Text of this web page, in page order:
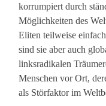
korrumpiert durch
Möglichkeiten des
Eliten teilweise
sind sie aber auch
linksradikalen
Menschen vor Ort,
als Störfaktor im